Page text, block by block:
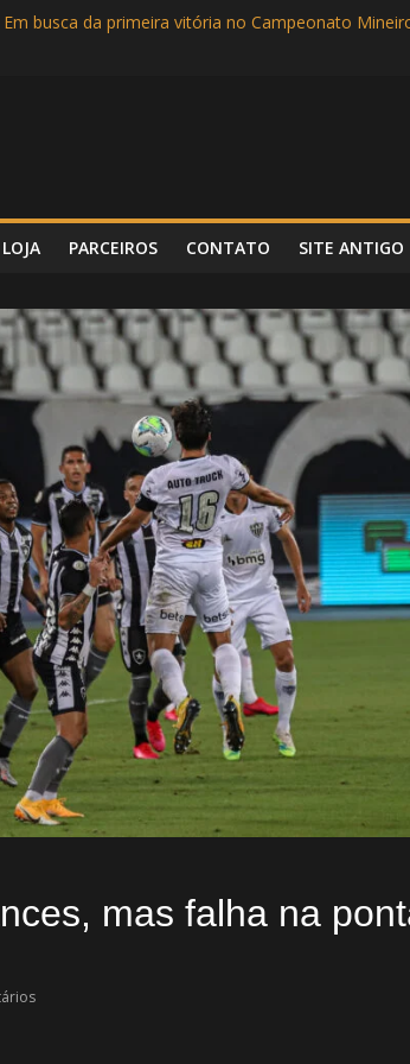
Em busca da primeira vitória no Campeonato
Bowl LVI entre Cincinnati Bengals e Los Angeles
e com show dos garotos, Atlético vence
LOJA PARCEIROS CONTATO SITE ANTIGO
mas falha na